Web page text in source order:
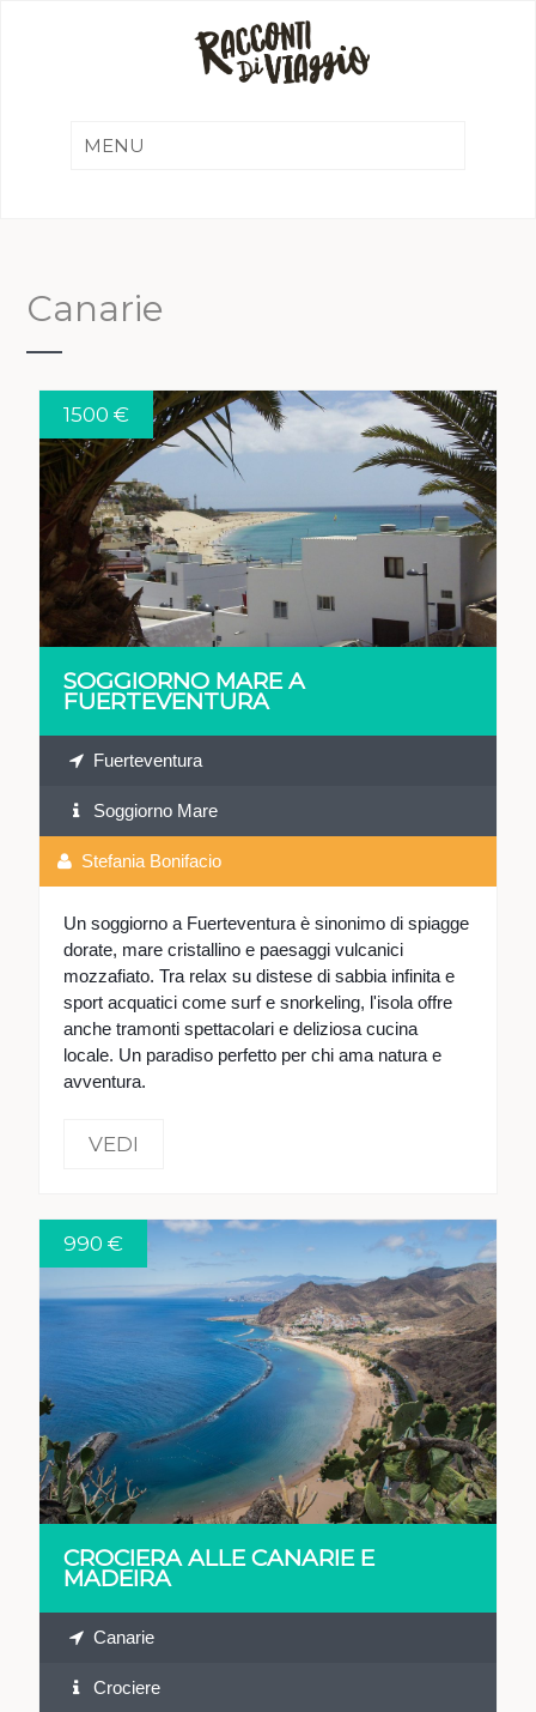
Canarie
1500 €
VEDI
SOGGIORNO MARE A
FUERTEVENTURA
Fuerteventura
Soggiorno Mare
Stefania Bonifacio
Un soggiorno a Fuerteventura è sinonimo di spiagge
dorate, mare cristallino e paesaggi vulcanici
mozzafiato. Tra relax su distese di sabbia infinita e
sport acquatici come surf e snorkeling, l'isola offre
anche tramonti spettacolari e deliziosa cucina
locale. Un paradiso perfetto per chi ama natura e
avventura.
VEDI
990 €
VEDI
CROCIERA ALLE CANARIE E
MADEIRA
Canarie
Crociere